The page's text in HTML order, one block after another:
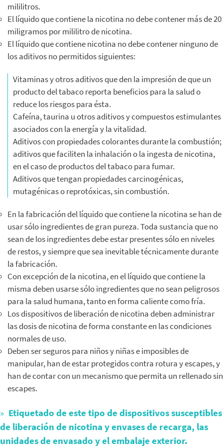
mililitros.
El líquido que contiene la nicotina no debe contener más de 20
miligramos por mililitro de nicotina.
El líquido que contiene nicotina no debe contener ninguno de
los aditivos no permitidos siguientes:
Vitaminas y otros aditivos que den la impresión de que un
producto del tabaco reporta beneficios para la salud o
reduce los riesgos para ésta.
Cafeína, taurina u otros aditivos y compuestos estimulantes
asociados con la energía y la vitalidad.
Aditivos con propiedades colorantes durante la combustión;
aditivos que faciliten la inhalación o la ingesta de nicotina,
en el caso de productos del tabaco para fumar.
Aditivos que tengan propiedades carcinogénicas,
mutagénicas o reprotóxicas, sin combustión.
En la fabricación del líquido que contiene la nicotina se han de
usar sólo ingredientes de gran pureza. Toda sustancia que no
sean de los ingredientes debe estar presentes sólo en niveles
de restos, y siempre que sea inevitable técnicamente durante
la fabricación.
Con excepción de la nicotina, en el líquido que contiene la
misma deben usarse sólo ingredientes que no sean peligrosos
para la salud humana, tanto en forma caliente como fría.
Los dispositivos de liberación de nicotina deben administrar
las dosis de nicotina de forma constante en las condiciones
normales de uso.
Deben ser seguros para niños y niñas e imposibles de
manipular, han de estar protegidos contra rotura y escapes, y
han de contar con un mecanismo que permita un rellenado sin
escapes.
Etiquetado de este tipo de dispositivos susceptibles
de liberación de nicotina y envases de recarga, las
unidades de envasado y el embalaje exterior.